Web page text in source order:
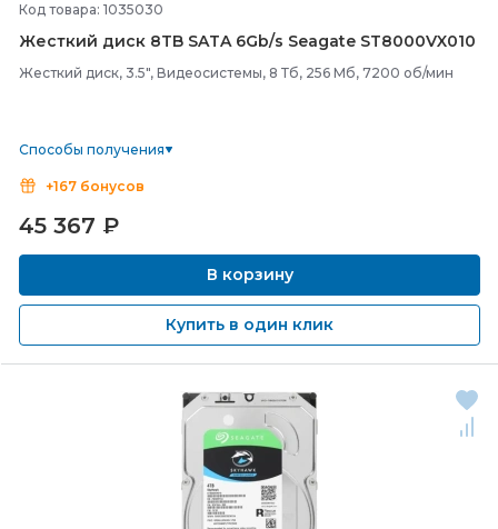
Код товара: 1035030
Жесткий диск 8TB SATA 6Gb/s Seagate ST8000VX010
Жесткий диск, 3.5", Видеосистемы, 8 Тб, 256 Мб, 7200 об/мин
Способы получения
+167 бонусов
45 367 ₽
В корзину
Купить в один клик